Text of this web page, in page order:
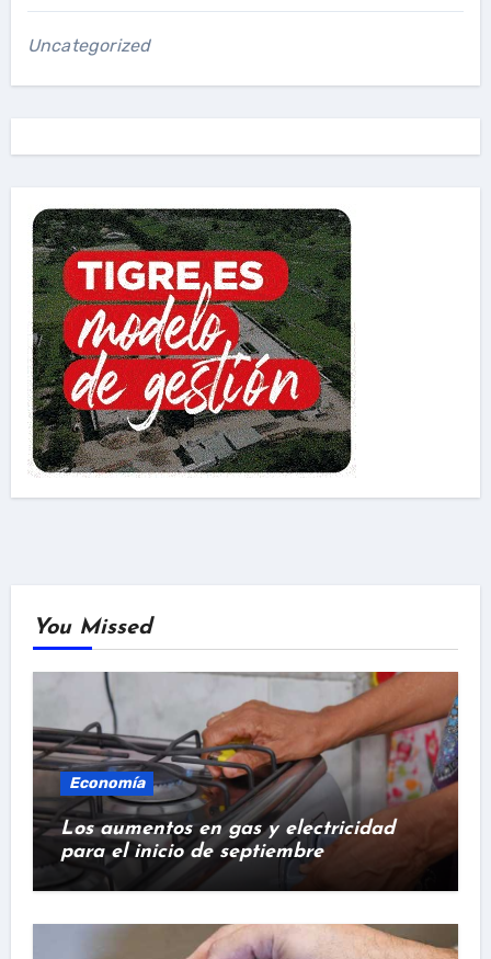
Uncategorized
You Missed
Economía
Los aumentos en gas y electricidad
para el inicio de septiembre